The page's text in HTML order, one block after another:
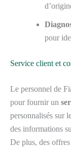
pour
Service client et
Le personnel de
pour fournir un
personnalisés sur
des informations
De plus, des